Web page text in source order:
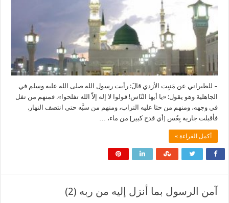
– للطبراني عن مَنبِت الأزدي قالَ: رأيت رسول الله صلى الله عليه وسلم في
الجاهلية وهو يقول: «يا أيها النّاس! قولوا لا إله إلاّ الله تفلحوا». فمنهم من تفل
في وجهه، ومنهم من حثا عليه التراب، ومنهم من سبَّه حتى انتصف النهار.
فأقبلت جارية بِعُس [أي قدح كبير] من ماء، …
أكمل القراءة »
آمن الرسول بما أنزل إليه من ربه (2)